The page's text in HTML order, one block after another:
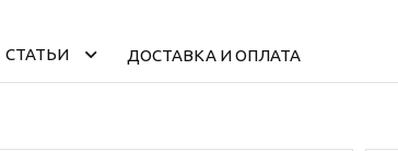
CТАТЬИ ДОСТАВКА И ОПЛАТА